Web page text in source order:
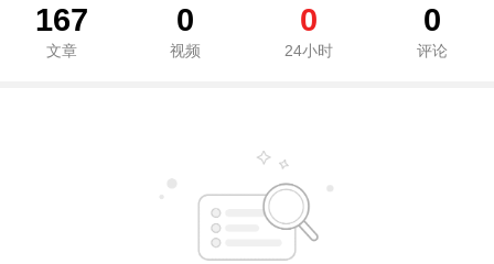
167
文章
0
视频
0
24小时
0
评论